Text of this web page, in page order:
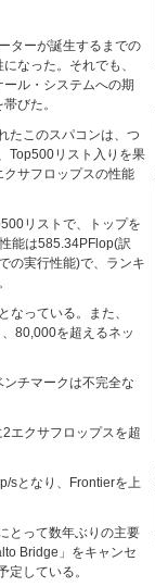
ターが誕生するまでの
なった。それでも、
ル・システムへの期
びた。
たこのスパコンは、つ
Top500リスト入りを果
サフロップスの性能
リストで、トップを
能は585.34PFlop(訳
の実行性能)で、ランキ
っている。また、
80,000を超えるネッ
チマークは不完全な
エクサフロップスを超
sとなり、Frontierを上
とって数年ぶりの主要
Bridge」をキャンセ
している。